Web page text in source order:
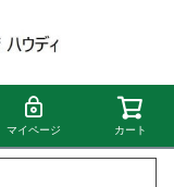
マイページ カート